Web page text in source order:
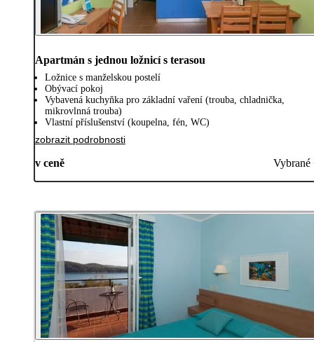
Apartmán s jednou ložnicí s terasou
Ložnice s manželskou postelí
Obývací pokoj
Vybavená kuchyňka pro základní vaření (trouba, chladnička,
mikrovlnná trouba)
Vlastní příslušenství (koupelna, fén, WC)
zobrazit podrobnosti
v ceně Vybrané